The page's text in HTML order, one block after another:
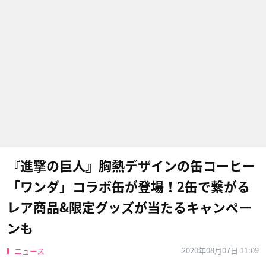
『進撃の巨人』胸熱デザインの缶コーヒー
「ワンダ」コラボ缶が登場！2缶で繋がる
レア商品&限定グッズが当たるキャンペー
ンも
ニュース 2020年08月07日 11:09